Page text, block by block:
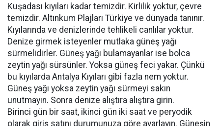
Kuşadası kıyıları kadar temizdir. Kirlilik yoktur, çevre
temizdir. Altınkum Plajları Türkiye ve dünyada tanınır.
Kıyılarında ve denizlerinde tehlikeli canlılar yoktur.
Denize girmek isteyenler mutlaka güneş yağı
sürmelidirler. Güneş yağı bulamayanlar ise bolca
zeytin yağı sürsünler. Yoksa güneş feci yakar. Çünkü
bu kıyılarda Antalya Kıyıları gibi fazla nem yoktur.
Güneş yağı yoksa zeytin yağı sürmeyi sakın
unutmayın. Sonra denize alıştıra alıştıra girin.
Birinci gün bir saat, ikinci gün iki saat ve peryodik
olarak giriş satını durumunuza göre ayarlayın. Güneşin